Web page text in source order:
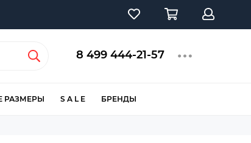
8 499 444-21-57
РАЗМЕРЫ S A L E БРЕНДЫ